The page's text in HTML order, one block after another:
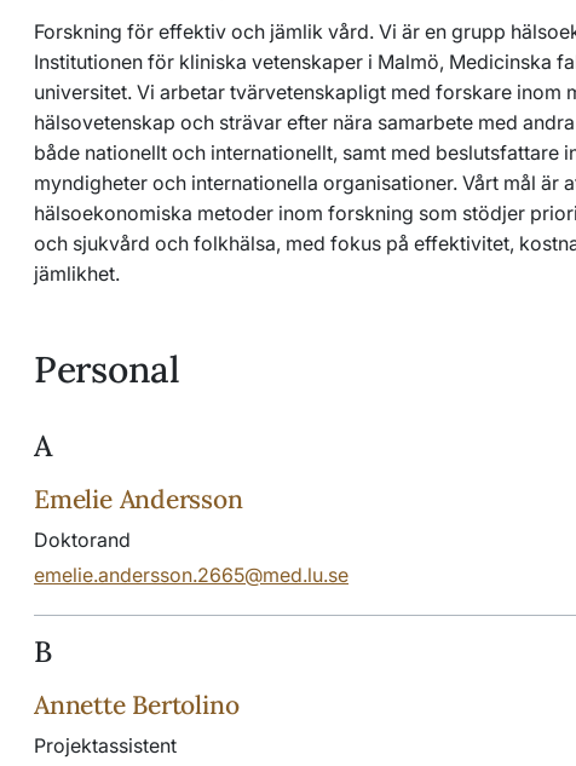
Forskning för effektiv och jämlik vård. Vi är en grupp
Institutionen för kliniska vetenskaper i Malmö, Medicinska
universitet. Vi arbetar tvärvetenskapligt med forskare inom
hälsovetenskap och strävar efter nära samarbete med
både nationellt och internationellt, samt med beslutsfattare
myndigheter och internationella organisationer. Vårt mål är
hälsoekonomiska metoder inom forskning som stödjer
och sjukvård och folkhälsa, med fokus på effektivitet,
jämlikhet.
Personal
A
Emelie Andersson
Doktorand
emelie.andersson.2665@med.lu.se
B
Annette Bertolino
Projektassistent